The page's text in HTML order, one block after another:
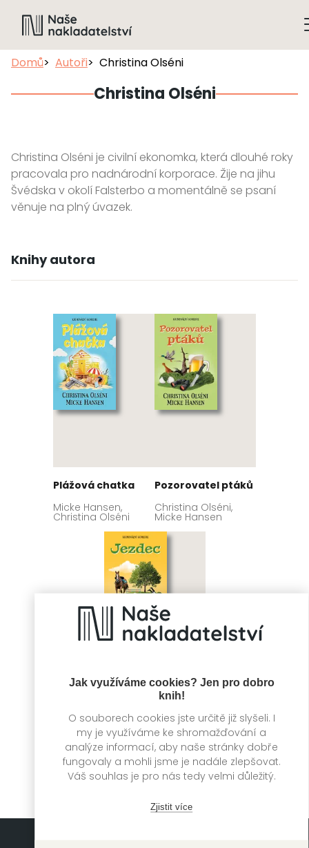
Jak využíváme cookies? Jen pro dobro
knih!
O souborech cookies jste určitě již slyšeli. I
my je využíváme ke shromažďování a
analýze informací, aby naše stránky dobře
fungovaly a mohli jsme je nadále zlepšovat.
Váš souhlas je pro nás tedy velmi důležitý.
Zjistit více
Domů Autoři Christina Olséni
Christina Olséni
Christina Olséni je civilní ekonomka, která dlouhé roky
pracovala pro nadnárodní korporace. Žije na jihu
Švédska v okolí Falsterbo a momentálně se psaní
věnuje na plný úvazek.
Knihy autora
Plážová chatka
Micke Hansen,
Christina Olséni
Pozorovatel ptáků
Christina Olséni,
Micke Hansen
Christina Olséni,
Micke Hansen